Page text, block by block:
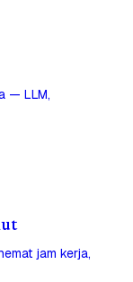
— LLM,
jam kerja,